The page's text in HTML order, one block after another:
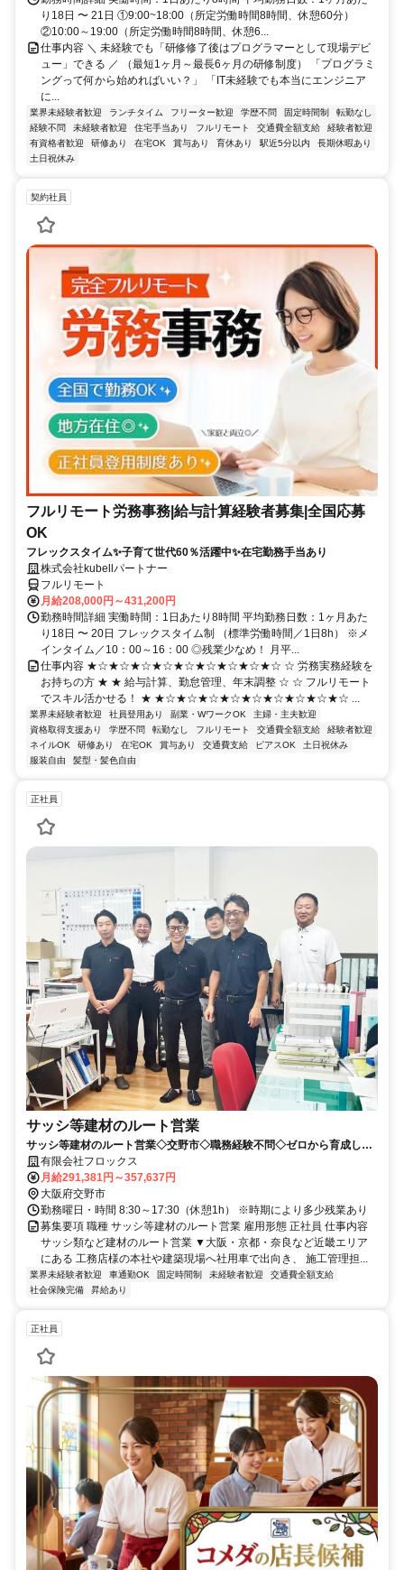
り18日 〜 21日 ①9:00~18:00（所定労働時間8時間、休憩60分）
②10:00～19:00（所定労働時間8時間、休憩6...
仕事内容 ＼ 未経験でも「研修修了後はプログラマーとして現場デビ
ュー」できる ／ （最短1ヶ月～最長6ヶ月の研修制度） 「プログラミ
ングって何から始めればいい？」 「IT未経験でも本当にエンジニア
に...
業界未経験者歓迎 ランチタイム フリーター歓迎 学歴不問 固定時間制
転勤なし
経験不問
未経験者歓迎 住宅手当あり フルリモート 交通費全額支給
経験者歓迎
有資格者歓迎
研修あり 在宅OK 賞与あり 育休あり 駅近5分以内
長期休暇あり
土日祝休み
契約社員
フルリモート労務事務|給与計算経験者募集|全国応募
OK
フレックスタイム✨子育て世代60％活躍中✨在宅勤務手当あり
株式会社kubellパートナー
フルリモート
月給208,000円～431,200円
勤務時間詳細 実働時間：1日あたり8時間 平均勤務日数：1ヶ月あた
り18日 〜 20日 フレックスタイム制 （標準労働時間／1日8h） ※メ
インタイム／10：00～16：00 ◎残業少なめ！ 月平...
仕事内容 ★☆★☆★☆★☆★☆★☆★☆★☆★☆ ☆ 労務実務経験を
お持ちの方 ★ ★ 給与計算、勤怠管理、年末調整 ☆ ☆ フルリモート
でスキル活かせる！ ★ ★☆★☆★☆★☆★☆★☆★☆★☆★☆ ...
業界未経験者歓迎 社員登用あり 副業・WワークOK
主婦・主夫歓迎
資格取得支援あり
学歴不問 転勤なし フルリモート 交通費全額支給
経験者歓迎
ネイルOK
研修あり 在宅OK 賞与あり 交通費支給 ピアスOK
土日祝休み
服装自由
髪型・髪色自由
正社員
サッシ等建材のルート営業
サッシ等建材のルート営業◇交野市◇職務経験不問◇ゼロから育成しま
す◇居心地のいい雰囲気の会社です！
有限会社フロックス
月給291,381円～357,637円
大阪府交野市
勤務曜日・時間 8:30～17:30（休憩1h） ※時期により多少残業あり
募集要項 職種 サッシ等建材のルート営業 雇用形態 正社員 仕事内容
サッシ類など建材のルート営業 ▼大阪・京都・奈良など近畿エリア
にある 工務店様の本社や建築現場へ社用車で出向き、 施工管理担...
業界未経験者歓迎 車通勤OK 固定時間制 未経験者歓迎
交通費全額支給
社会保険完備
昇給あり
正社員